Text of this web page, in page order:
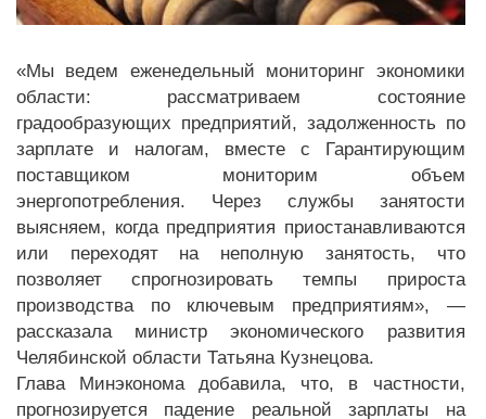
«Мы ведем еженедельный мониторинг экономики
области: рассматриваем состояние
градообразующих предприятий, задолженность по
зарплате и налогам, вместе с Гарантирующим
поставщиком мониторим объем
энергопотребления. Через службы занятости
выясняем, когда предприятия приостанавливаются
или переходят на неполную занятость, что
позволяет спрогнозировать темпы прироста
производства по ключевым предприятиям», —
рассказала министр экономического развития
Челябинской области Татьяна Кузнецова.
Глава Минэконома добавила, что, в частности,
прогнозируется падение реальной зарплаты на